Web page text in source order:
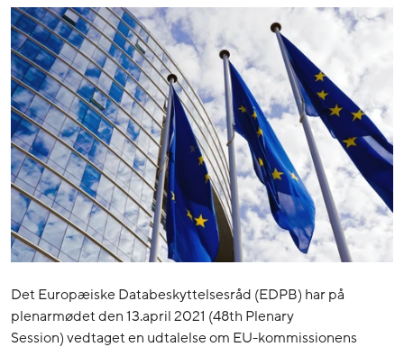
Det Europæiske Databeskyttelsesråd (EDPB) har på
plenarmødet den 13.april 2021 (48th Plenary
Session)vedtaget en udtalelse om EU-kommissionens